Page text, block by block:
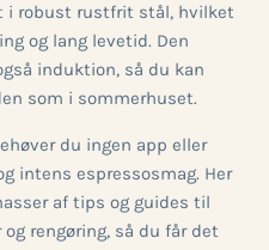
i robust rustfrit stål, hvilket
og lang levetid. Den
induktion, så du kan
som i sommerhuset.
du ingen app eller
intens espressosmag. Her
af tips og guides til
rengøring, så du får det